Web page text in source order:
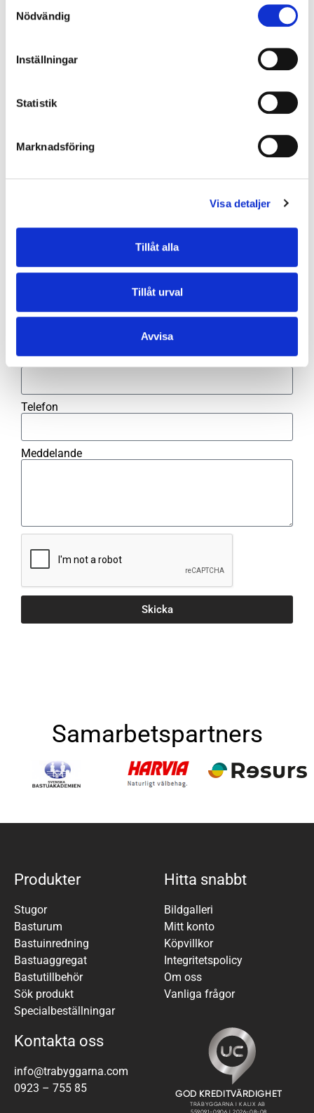
Nödvändig
Inställningar
Statistik
Marknadsföring
Visa detaljer
Tillåt alla
Tillåt urval
Avvisa
Törefors 225, 950 40 Kalix
Kontaktformulär
Namn
Mejl
Telefon
Meddelande
Skicka
Samarbetspartners
Produkter
Stugor
Basturum
Bastuinredning
Bastuaggregat
Bastutillbehör
Sök produkt
Specialbeställningar
Hitta snabbt
Bildgalleri
Mitt konto
Köpvillkor
Integritetspolicy
Om oss
Vanliga frågor
Kontakta oss
info@trabyggarna.com
0923 – 755 85